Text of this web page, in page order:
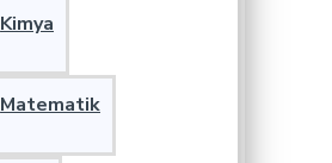
Kimya
Matematik